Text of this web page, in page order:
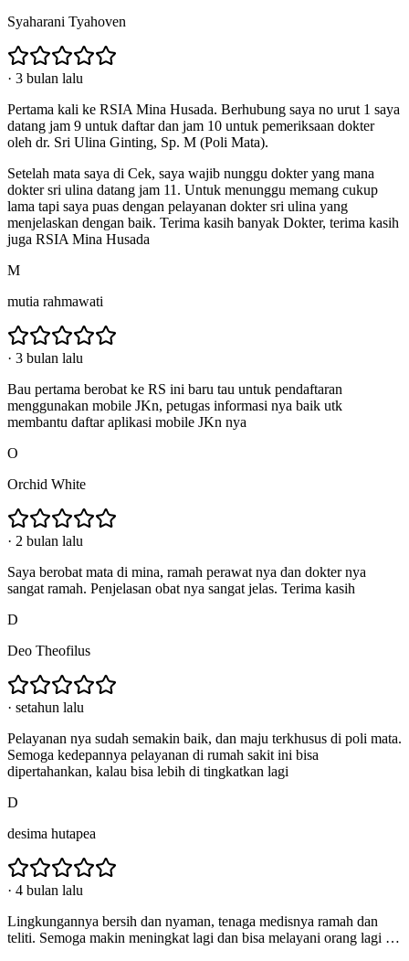
Syaharani Tyahoven
· 3 bulan lalu
Pertama kali ke RSIA Mina Husada. Berhubung saya no urut 1 saya
datang jam 9 untuk daftar dan jam 10 untuk pemeriksaan dokter
oleh dr. Sri Ulina Ginting, Sp. M (Poli Mata).
Setelah mata saya di Cek, saya wajib nunggu dokter yang mana
dokter sri ulina datang jam 11. Untuk menunggu memang cukup
lama tapi saya puas dengan pelayanan dokter sri ulina yang
menjelaskan dengan baik. Terima kasih banyak Dokter, terima kasih
juga RSIA Mina Husada
M
mutia rahmawati
· 3 bulan lalu
Bau pertama berobat ke RS ini baru tau untuk pendaftaran
menggunakan mobile JKn, petugas informasi nya baik utk
membantu daftar aplikasi mobile JKn nya
O
Orchid White
· 2 bulan lalu
Saya berobat mata di mina, ramah perawat nya dan dokter nya
sangat ramah. Penjelasan obat nya sangat jelas. Terima kasih
D
Deo Theofilus
· setahun lalu
Pelayanan nya sudah semakin baik, dan maju terkhusus di poli mata.
Semoga kedepannya pelayanan di rumah sakit ini bisa
dipertahankan, kalau bisa lebih di tingkatkan lagi
D
desima hutapea
· 4 bulan lalu
Lingkungannya bersih dan nyaman, tenaga medisnya ramah dan
teliti. Semoga makin meningkat lagi dan bisa melayani orang lagi …